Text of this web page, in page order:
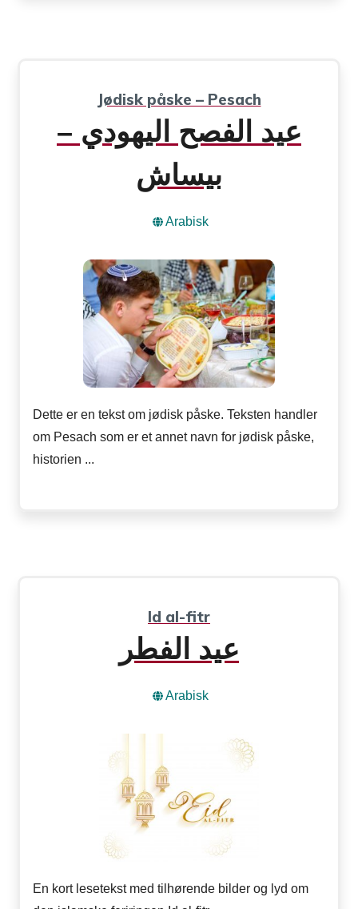
Jødisk påske – Pesach
عيد الفصح اليهودي –
بيساش
Arabisk
Dette er en tekst om jødisk påske. Teksten handler
om Pesach som er et annet navn for jødisk påske,
historien ...
Id al-fitr
عيد الفطر
Arabisk
En kort lesetekst med tilhørende bilder og lyd om